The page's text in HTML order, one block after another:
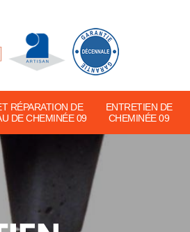
RÉPARATION DE
DE CHEMINÉE 09
ENTRETIEN DE
CHEMINÉE 09